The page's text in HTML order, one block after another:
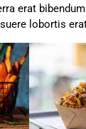
erat
lobortis